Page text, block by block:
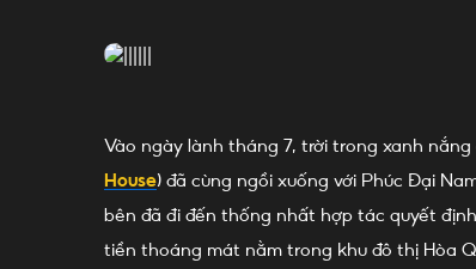
Vào ngày lành tháng 7, trời trong xanh
House) đã cùng ngồi xuống với Phúc Đại
bên đã đi đến thống nhất hợp tác quyết
tiền thoáng mát nằm trong khu đô thị Hòa